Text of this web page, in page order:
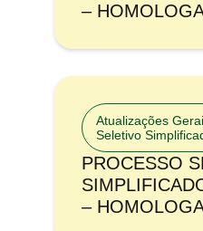
–
Atualizações
Seletivo
PROCESSO
–